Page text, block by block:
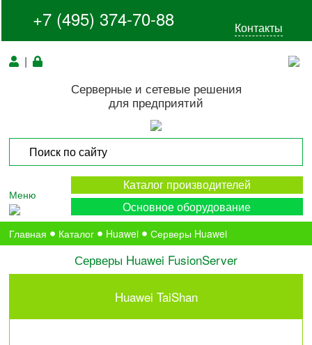
+7 (495) 374-70-88 Контакты
|
Серверные и сетевые решения
для предприятий
Меню
Каталог производителей
Основное оборудование
Главная Каталог Huawei Серверы Huawei
Серверы Huawei FusionServer
Huawei TaiShan